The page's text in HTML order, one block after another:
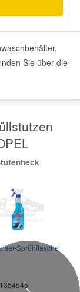
Sie über die
Sprühflasche